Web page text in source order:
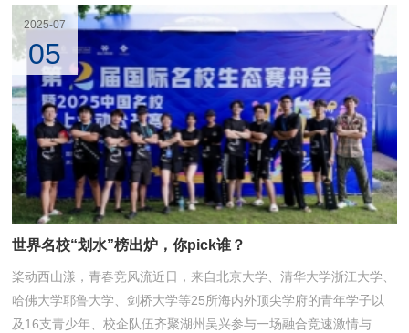
题”的匠心为关键设备国产化引领无线通讯行业标准诠释了浙大精神
的时代内涵
2025-07
05
世界名校“划水”榜出炉，你pick谁？
桨动西山漾，青春竞风流近日，来自北京大学、清华大学浙江大学、
哈佛大学耶鲁大学、剑桥大学等25所海内外顶尖学府的青年学子以
及16支青少年、校企队伍齐聚湖州吴兴参与一场融合竞速激情与多